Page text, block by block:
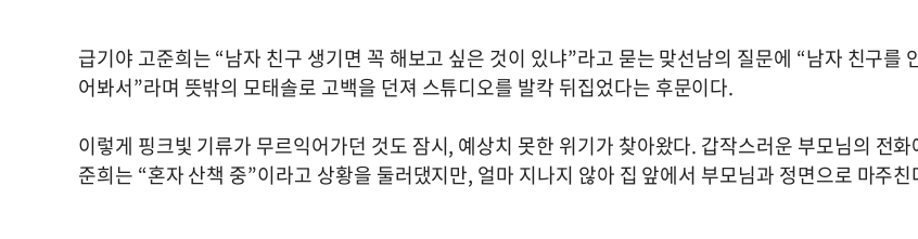
급기야 고준희는 “남자 친구 생기면 꼭 해보고 싶은 것이 있냐”라고 묻는 맞선남의 질문에 “남자 친구를
어봐서”라며 뜻밖의 모태솔로 고백을 던져 스튜디오를 발칵 뒤집었다는 후문이다.
이렇게 핑크빛 기류가 무르익어가던 것도 잠시, 예상치 못한 위기가 찾아왔다. 갑작스러운 부모님의 전화
준희는 “혼자 산책 중”이라고 상황을 둘러댔지만, 얼마 지나지 않아 집 앞에서 부모님과 정면으로 마주친